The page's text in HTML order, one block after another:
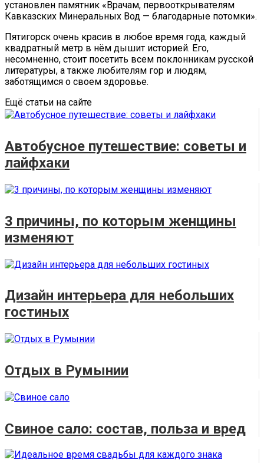
установлен памятник «Врачам, первооткрывателям
Кавказских Минеральных Вод — благодарные потомки».
Пятигорск очень красив в любое время года, каждый
квадратный метр в нём дышит историей. Его,
несомненно, стоит посетить всем поклонникам русской
литературы, а также любителям гор и людям,
заботящимся о своем здоровье.
Ещё статьи на сайте
Автобусное путешествие: советы и
лайфхаки
3 причины, по которым женщины
изменяют
Дизайн интерьера для небольших
гостиных
Отдых в Румынии
Свиное сало: состав, польза и вред